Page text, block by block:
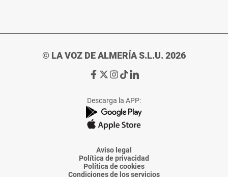
© LA VOZ DE ALMERÍA S.L.U. 2026
Ir
de
La
Voz
Almería
Ir
de
La
Voz
Almería
Ir
de
La
Voz
Almería
Ir
de
La
Voz
Almería
Ir
de
La
Voz
Descarga la APP:
Aviso legal
Política de privacidad
Política de cookies
Condiciones de los servicios